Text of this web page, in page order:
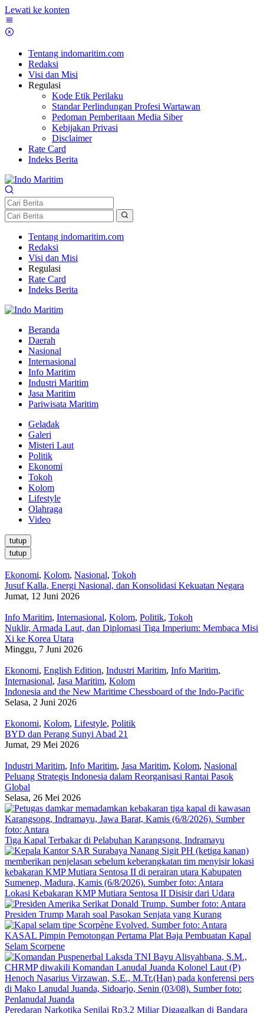
Lewati ke konten
Tentang indomaritim.com
Redaksi
Visi dan Misi
Regulasi
Kode Etik Perilaku
Standar Perlindungan Profesi Wartawan
Pedoman Pemberitaan Media Siber
Kebijakan Privasi
Disclaimer
Rate Card
Indeks Berita
Tentang indomaritim.com
Redaksi
Visi dan Misi
Regulasi
Rate Card
Indeks Berita
Beranda
Daerah
Nasional
Internasional
Info Maritim
Industri Maritim
Jasa Maritim
Pariwisata Maritim
Geladak
Galeri
Misteri Laut
Politik
Ekonomi
Tokoh
Kolom
Lifestyle
Olahraga
Video
tutup
tutup
Ekonomi, Kolom, Nasional, Tokoh
Jusuf Kalla, Energi Nasional, dan Konsolidasi Kekuatan Negara
Jumat, 12 Juni 2026
Info Maritim, Internasional, Kolom, Politik, Tokoh
Nuklir, Armada Laut, dan Diplomasi Tiga Imperium: Membaca Misi
Xi ke Korea Utara
Minggu, 7 Juni 2026
Ekonomi, English Edition, Industri Maritim, Info Maritim,
Internasional, Jasa Maritim, Kolom
Indonesia and the New Maritime Chessboard of the Indo-Pacific
Selasa, 2 Juni 2026
Ekonomi, Kolom, Lifestyle, Politik
BYD dan Perang Sunyi Abad 21
Jumat, 29 Mei 2026
Industri Maritim, Info Maritim, Jasa Maritim, Kolom, Nasional
Peluang Strategis Indonesia dalam Reorganisasi Rantai Pasok
Global
Selasa, 26 Mei 2026
Tiga Kapal Terbakar di Pelabuhan Karangsong, Indramayu
Lokasi Kebakaran KMP Mutiara Sentosa II Disisir dari Udara
Presiden Trump Marah soal Pasokan Senjata yang Kurang
KASAL Pimpin Pemotongan Pertama Plat Baja Pembuatan Kapal
Selam Scorpene
Peredaran Narkotika Senilai Rp3,2 Miliar Digagalkan di Bandara